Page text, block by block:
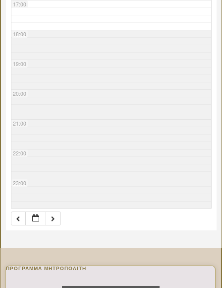
17:00
18:00
19:00
20:00
21:00
22:00
23:00
ΠΡΌΓΡΑΜΜΑ ΜΗΤΡΟΠΟΛΊΤΗ